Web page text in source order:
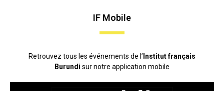
IF Mobile
Retrouvez tous les événements de l’ Institut français
Burundi sur notre application mobile